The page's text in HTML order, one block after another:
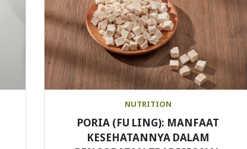
NUTRITION
PORIA (FU LING): MANFAAT
KESEHATANNYA DALAM
PENGOBATAN TRADISIONAL
CHINA
Pengobatan tradisional China (TCM) telah
Continue Reading